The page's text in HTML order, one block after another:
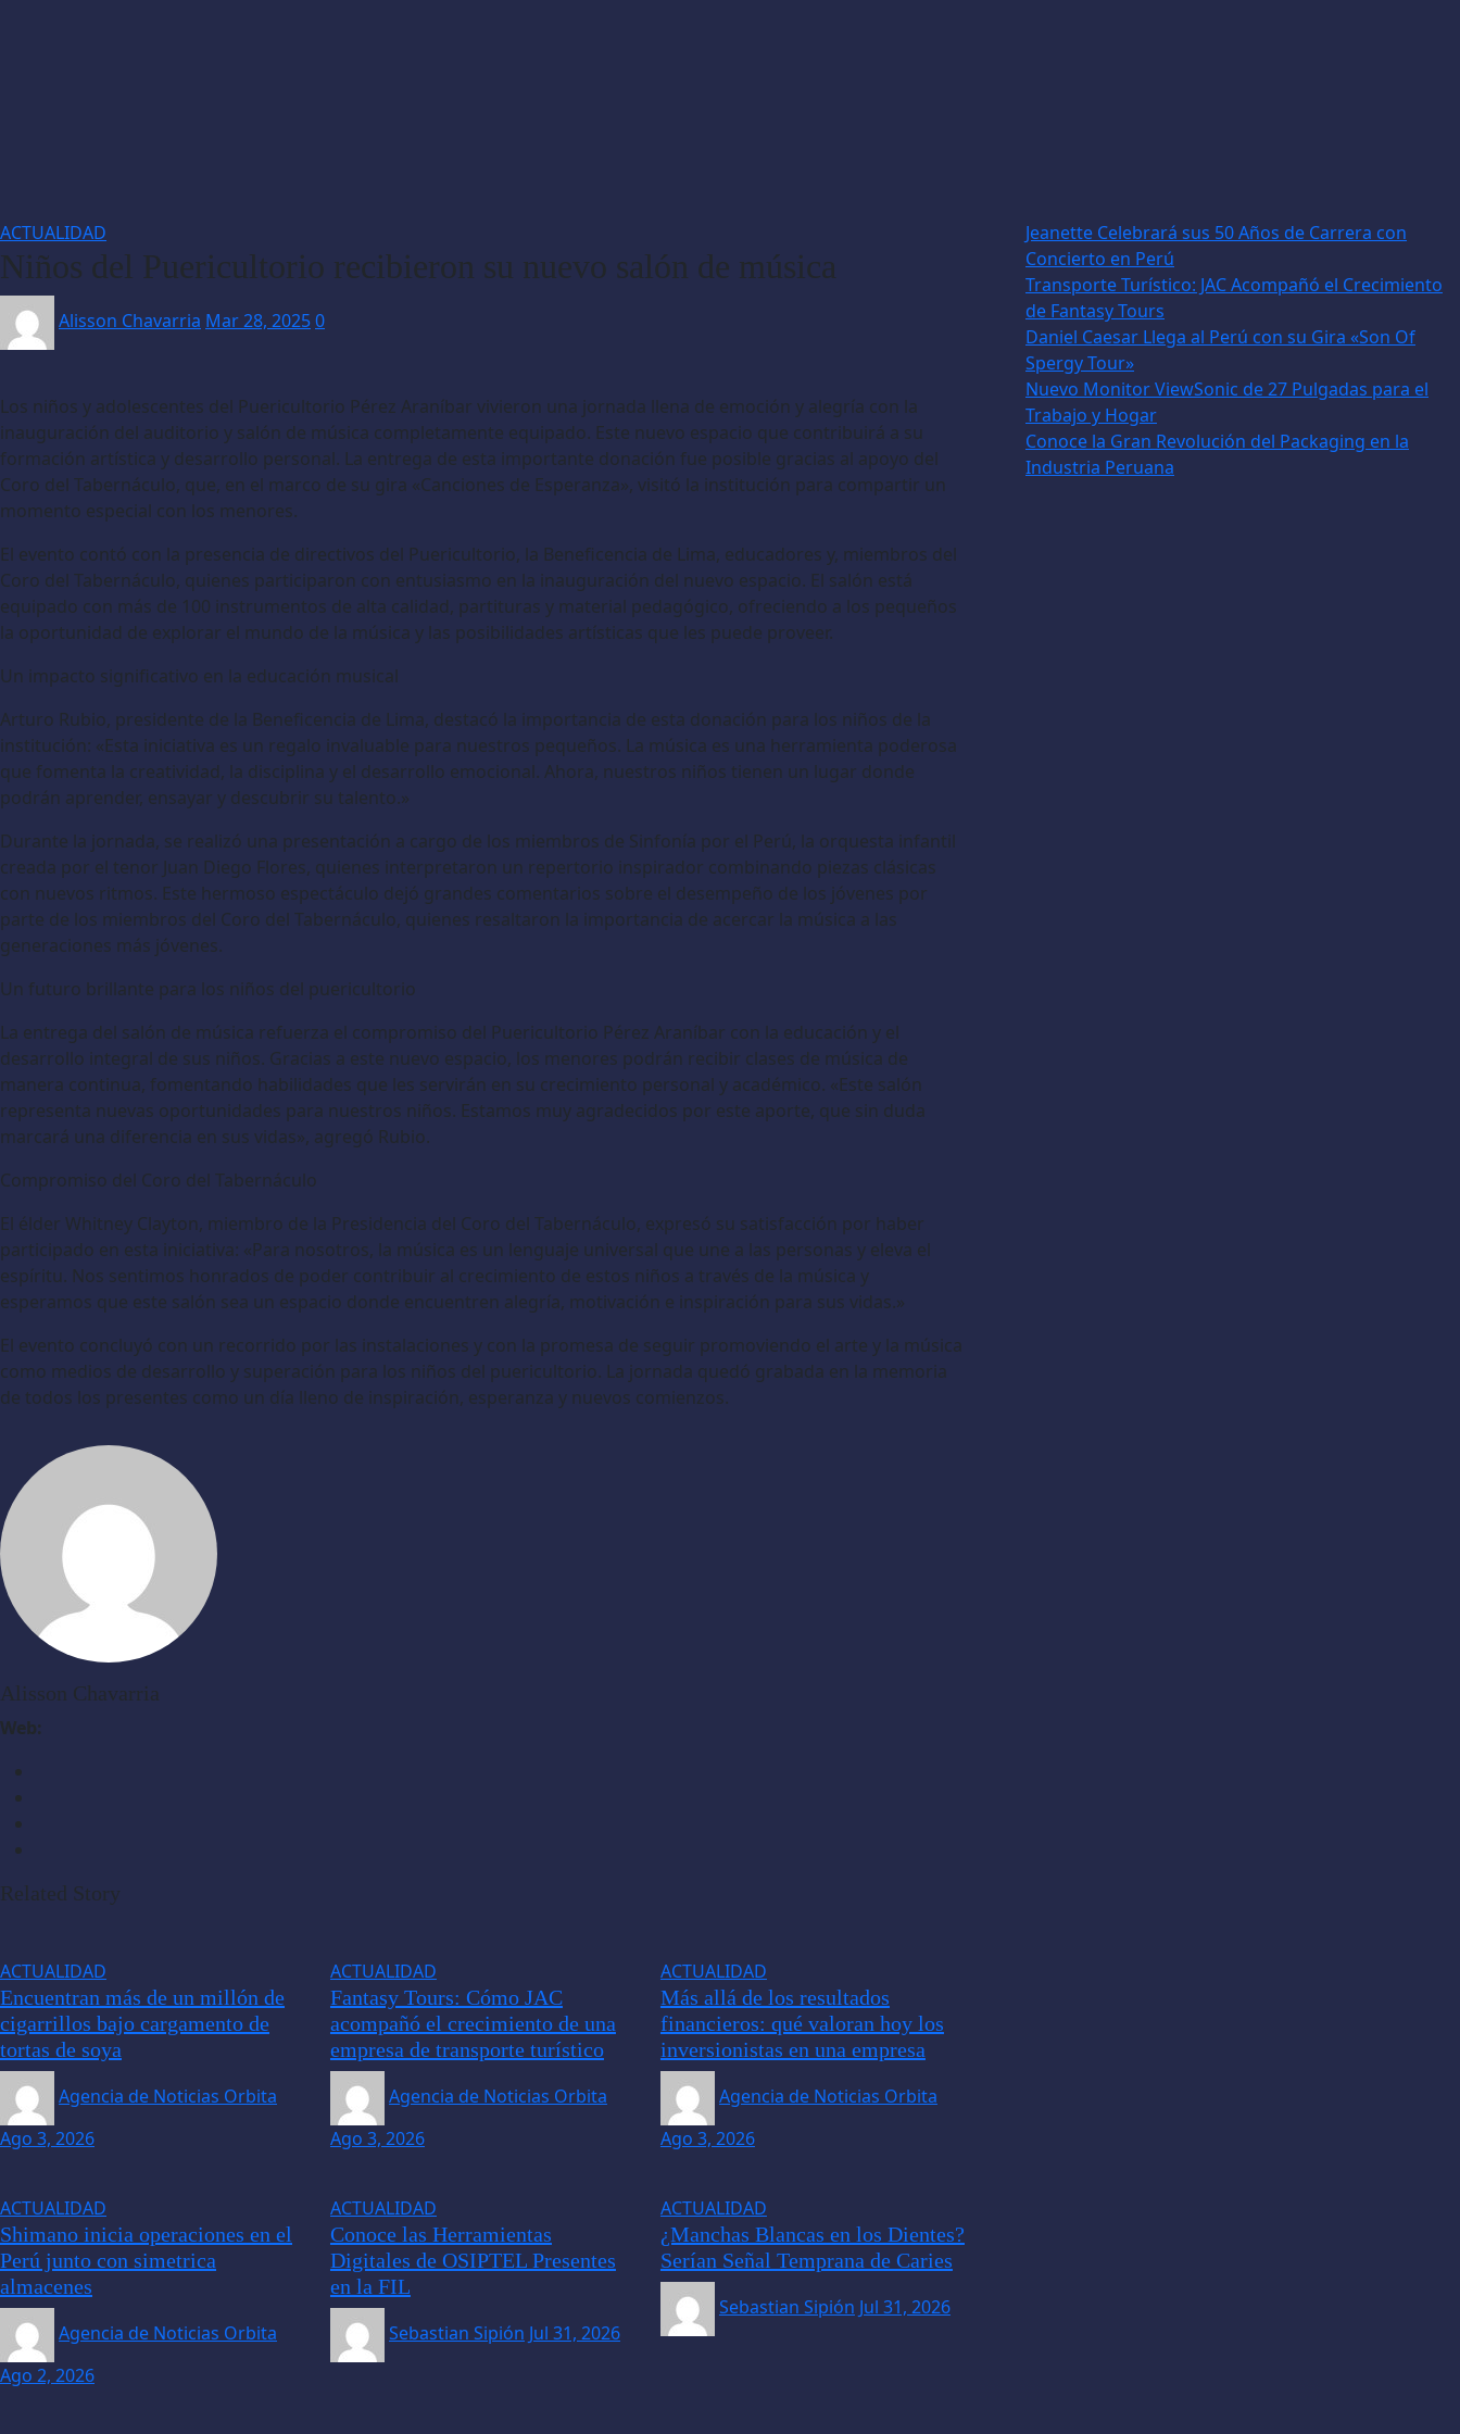
ACTUALIDAD
Niños del Puericultorio recibieron su nuevo salón de música
Alisson Chavarria Mar 28, 20250
Los niños y adolescentes del Puericultorio Pérez Araníbar vivieron una jornada llena de emoción y alegría con la
inauguración del auditorio y salón de música completamente equipado. Este nuevo espacio que contribuirá a su
formación artística y desarrollo personal. La entrega de esta importante donación fue posible gracias al apoyo del
Coro del Tabernáculo, que, en el marco de su gira «Canciones de Esperanza», visitó la institución para compartir un
momento especial con los menores.
El evento contó con la presencia de directivos del Puericultorio, la Beneficencia de Lima, educadores y, miembros del
Coro del Tabernáculo, quienes participaron con entusiasmo en la inauguración del nuevo espacio. El salón está
equipado con más de 100 instrumentos de alta calidad, partituras y material pedagógico, ofreciendo a los pequeños
la oportunidad de explorar el mundo de la música y las posibilidades artísticas que les puede proveer.
Un impacto significativo en la educación musical
Arturo Rubio, presidente de la Beneficencia de Lima, destacó la importancia de esta donación para los niños de la
institución: «Esta iniciativa es un regalo invaluable para nuestros pequeños. La música es una herramienta poderosa
que fomenta la creatividad, la disciplina y el desarrollo emocional. Ahora, nuestros niños tienen un lugar donde
podrán aprender, ensayar y descubrir su talento.»
Durante la jornada, se realizó una presentación a cargo de los miembros de Sinfonía por el Perú, la orquesta infantil
creada por el tenor Juan Diego Flores, quienes interpretaron un repertorio inspirador combinando piezas clásicas
con nuevos ritmos. Este hermoso espectáculo dejó grandes comentarios sobre el desempeño de los jóvenes por
parte de los miembros del Coro del Tabernáculo, quienes resaltaron la importancia de acercar la música a las
generaciones más jóvenes.
Un futuro brillante para los niños del puericultorio
La entrega del salón de música refuerza el compromiso del Puericultorio Pérez Araníbar con la educación y el
desarrollo integral de sus niños. Gracias a este nuevo espacio, los menores podrán recibir clases de música de
manera continua, fomentando habilidades que les servirán en su crecimiento personal y académico. «Este salón
representa nuevas oportunidades para nuestros niños. Estamos muy agradecidos por este aporte, que sin duda
marcará una diferencia en sus vidas», agregó Rubio.
Compromiso del Coro del Tabernáculo
El élder Whitney Clayton, miembro de la Presidencia del Coro del Tabernáculo, expresó su satisfacción por haber
participado en esta iniciativa: «Para nosotros, la música es un lenguaje universal que une a las personas y eleva el
espíritu. Nos sentimos honrados de poder contribuir al crecimiento de estos niños a través de la música y
esperamos que este salón sea un espacio donde encuentren alegría, motivación e inspiración para sus vidas.»
El evento concluyó con un recorrido por las instalaciones y con la promesa de seguir promoviendo el arte y la música
como medios de desarrollo y superación para los niños del puericultorio. La jornada quedó grabada en la memoria
de todos los presentes como un día lleno de inspiración, esperanza y nuevos comienzos.
Alisson Chavarria
Web:
Related Story
ACTUALIDAD
Encuentran más de un millón de
cigarrillos bajo cargamento de
tortas de soya
Agencia de Noticias Orbita
Ago 3, 2026
ACTUALIDAD
Fantasy Tours: Cómo JAC
acompañó el crecimiento de una
empresa de transporte turístico
Agencia de Noticias Orbita
Ago 3, 2026
ACTUALIDAD
Más allá de los resultados
financieros: qué valoran hoy los
inversionistas en una empresa
Agencia de Noticias Orbita
Ago 3, 2026
ACTUALIDAD
Shimano inicia operaciones en el
Perú junto con simetrica
almacenes
Agencia de Noticias Orbita
Ago 2, 2026
ACTUALIDAD
Conoce las Herramientas
Digitales de OSIPTEL Presentes
en la FIL
Sebastian Sipión Jul 31, 2026
ACTUALIDAD
¿Manchas Blancas en los Dientes?
Serían Señal Temprana de Caries
Sebastian Sipión Jul 31, 2026
Jeanette Celebrará sus 50 Años de Carrera con
Concierto en Perú
Transporte Turístico: JAC Acompañó el Crecimiento
de Fantasy Tours
Daniel Caesar Llega al Perú con su Gira «Son Of
Spergy Tour»
Nuevo Monitor ViewSonic de 27 Pulgadas para el
Trabajo y Hogar
Conoce la Gran Revolución del Packaging en la
Industria Peruana